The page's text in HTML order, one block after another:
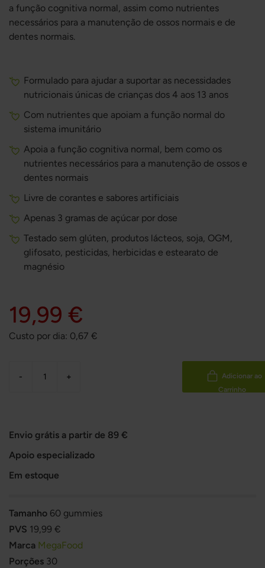
a função cognitiva normal, assim como nutrientes
necessários para a manutenção de ossos normais e de
dentes normais.
Formulado para ajudar a suportar as necessidades
nutricionais únicas de crianças dos 4 aos 13 anos
Com nutrientes que apoiam a função normal do
sistema imunitário
Apoia a função cognitiva normal, bem como os
nutrientes necessários para a manutenção de ossos e
dentes normais
Livre de corantes e sabores artificiais
Apenas 3 gramas de açúcar por dose
Testado sem glúten, produtos lácteos, soja, OGM,
glifosato, pesticidas, herbicidas e estearato de
magnésio
19,99 €
Custo por dia: 0,67 €
- +
Adicionar ao
Carrinho
Envio grátis a partir de 89 €
Apoio especializado
Em estoque
Tamanho 60 gummies
PVS 19,99 €
Marca MegaFood
Porções 30